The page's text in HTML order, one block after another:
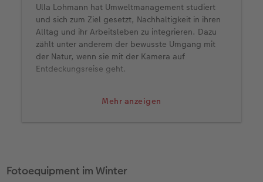
Mehr anzeigen
Ulla Lohmann hat Umweltmanagement studiert
und sich zum Ziel gesetzt, Nachhaltigkeit in ihren
Alltag und ihr Arbeitsleben zu integrieren. Dazu
zählt unter anderem der bewusste Umgang mit
der Natur, wenn sie mit der Kamera auf
Entdeckungsreise geht.
Fahren Sie nach Möglichkeit nicht dorthin, wo
Skitouren sind umweltfreundliche Alternativen,
bieten einsame Winterlandschaften und
Fotoequipment im Winter